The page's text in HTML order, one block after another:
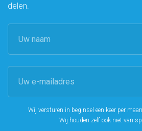
delen.
Wij versturen in beginsel een keer per
Wij houden zelf ook niet van